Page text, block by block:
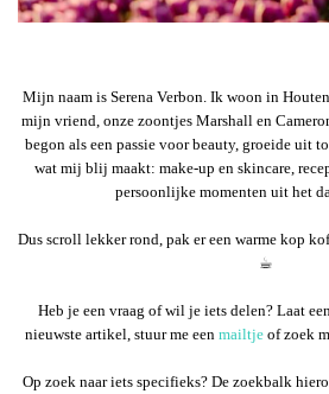
Mijn naam is Serena Verbon. Ik woon in
mijn vriend, onze zoontjes Marshall en
begon als een passie voor beauty, groeide uit
wat mij blij maakt: make-up en skincare,
persoonlijke momenten uit het
Dus scroll lekker rond, pak er een warme kop
☕︎
Heb je een vraag of wil je iets delen? Laat
nieuwste artikel, stuur me een mailtje of zoek
Op zoek naar iets specifieks? De zoekbalk